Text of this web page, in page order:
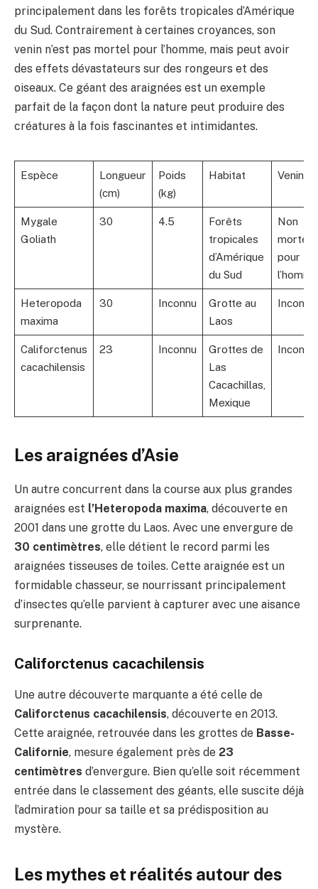
principalement dans les forêts tropicales d’Amérique
du Sud. Contrairement à certaines croyances, son
venin n’est pas mortel pour l’homme, mais peut avoir
des effets dévastateurs sur des rongeurs et des
oiseaux. Ce géant des araignées est un exemple
parfait de la façon dont la nature peut produire des
créatures à la fois fascinantes et intimidantes.
Espèce
Longueur
(cm)
Poids
(kg)
Habitat Venin
Mygale
Goliath
30 4.5
Forêts
tropicales
d’Amérique
du Sud
Non
mortel
pour
l’homme
Heteropoda
maxima
30 Inconnu
Grotte au
Laos
Inconnu
Califorctenus
cacachilensis
23 Inconnu
Grottes de
Las
Cacachillas,
Mexique
Inconnu
Les araignées d’Asie
Un autre concurrent dans la course aux plus grandes
araignées est l’Heteropoda maxima, découverte en
2001 dans une grotte du Laos. Avec une envergure de
30 centimètres, elle détient le record parmi les
araignées tisseuses de toiles. Cette araignée est un
formidable chasseur, se nourrissant principalement
d’insectes qu’elle parvient à capturer avec une aisance
surprenante.
Califorctenus cacachilensis
Une autre découverte marquante a été celle de
Califorctenus cacachilensis, découverte en 2013.
Cette araignée, retrouvée dans les grottes de Basse-
Californie, mesure également près de 23
centimètres d’envergure. Bien qu’elle soit récemment
entrée dans le classement des géants, elle suscite déjà
l’admiration pour sa taille et sa prédisposition au
mystère.
Les mythes et réalités autour des